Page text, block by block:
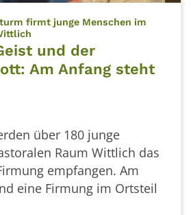
firmt junge Menschen im
und der
Am Anfang steht
über 180 junge
Raum Wittlich das
empfangen. Am
eine Firmung im Ortsteil